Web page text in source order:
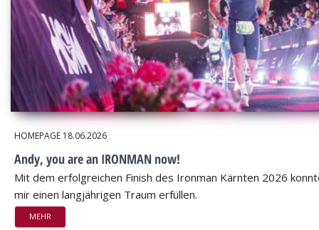
HOMEPAGE 18.06.2026
Andy, you are an IRONMAN now!
Mit dem erfolgreichen Finish des Ironman Kärnten 2026
mir einen langjährigen Traum erfüllen.
MEHR